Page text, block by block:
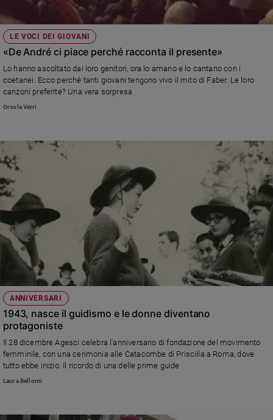
LE VOCI DEI GIOVANI
«De André ci piace perché racconta il presente»
Lo hanno ascoltato dai loro genitori, ora lo amano e lo cantano con i
coetanei. Ecco perché tanti giovani tengono vivo il mito di Faber. Le loro
canzoni preferite? Una vera sorpresa
Orsola Vetri
ANNIVERSARI
1943, nasce il guidismo e le donne diventano
protagoniste
Il 28 dicembre Agesci celebra l'anniversario di fondazione del movimento
femminile, con una cerimonia alle Catacombe di Priscilla a Roma, dove
tutto ebbe inizio. Il ricordo di una delle prime guide
Laura Bellomi